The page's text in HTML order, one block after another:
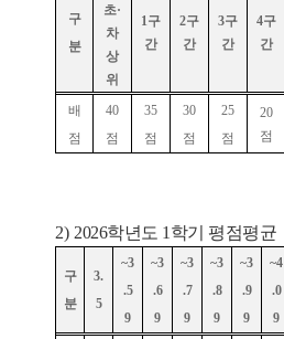
구
분
초·
차
상
위
1구
간
2구
간
3구
간
4구
간
배
점
40
점
35
점
30
점
25
점
20
점
2) 2026학년도 1학기 평점평균
구
분
3.
5
~3
.5
9
~3
.6
9
~3
.7
9
~3
.8
9
~3
.9
9
~4
.0
9